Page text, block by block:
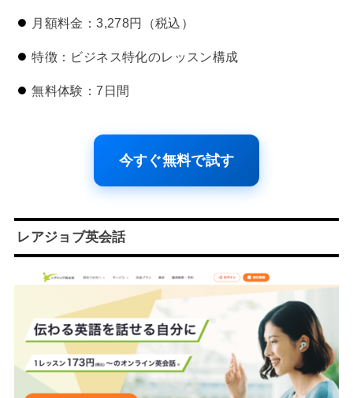
月額料金：3,278円（税込）
特徴：ビジネス特化のレッスン構成
無料体験：7日間
今すぐ無料で試す
レアジョブ英会話